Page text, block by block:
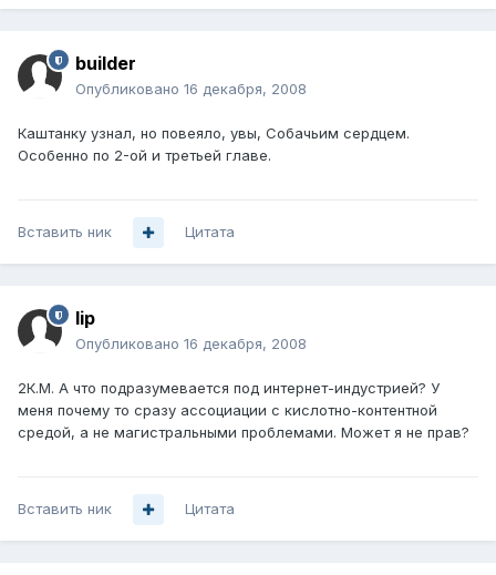
builder
Опубликовано 16 декабря, 2008
Каштанку узнал, но повеяло, увы, Собачьим сердцем.
Особенно по 2-ой и третьей главе.
Вставить ник Цитата
lip
Опубликовано 16 декабря, 2008
2К.М. А что подразумевается под интернет-индустрией? У
меня почему то сразу ассоциации с кислотно-контентной
средой, а не магистральными проблемами. Может я не прав?
Вставить ник Цитата